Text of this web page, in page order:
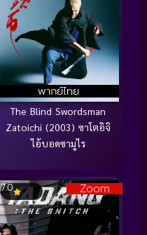
พากย์ไทย
The Blind Swordsman
Zatoichi (2003) ซาโตอิจิ
ไอ้บอดซามูไร
Zoom
7.0